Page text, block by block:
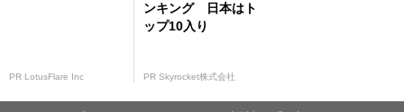
PR LotusFlare Inc
ンキング 日本はト
ップ10入り
PR Skyrocket株式会社